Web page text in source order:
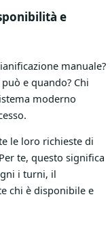
e
manuale?
e quando? Chi
moderno
le loro richieste di
te, questo significa
i turni, il
chi è disponibile e